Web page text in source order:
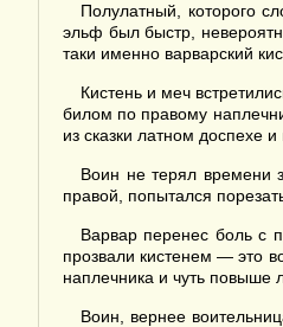
Полулатный, которого
эльф был быстр,
таки именно варварский
Кистень и меч
билом по правому
из сказки латном доспехе
Воин не терял времени
правой, попытался
Варвар перенес боль с
прозвали кистенем — это
наплечника и чуть повыше
Воин, вернее